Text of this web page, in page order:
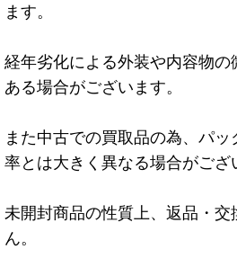
ます。
経年劣化による外装や内容物
ある場合がございます。
また中古での買取品の為、パッ
率とは大きく異なる場合がござ
未開封商品の性質上、返品・
ん。